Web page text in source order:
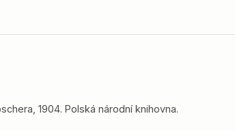
1904. Polská národní knihovna.